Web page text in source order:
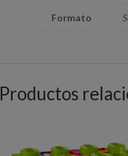
Formato
Productos